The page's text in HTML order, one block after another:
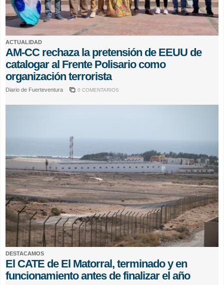
ACTUALIDAD
AM-CC rechaza la pretensión de EEUU de
catalogar al Frente Polisario como
organización terrorista
Diario de Fuerteventura 0 COMENTARIOS
DESTACAMOS
El CATE de El Matorral, terminado y en
funcionamiento antes de finalizar el año